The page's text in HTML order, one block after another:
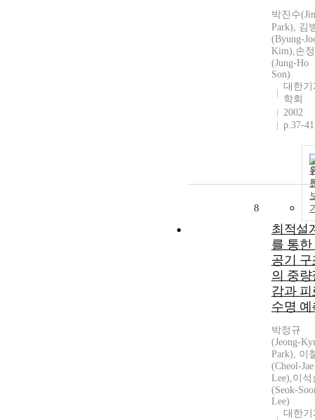
박진수
Park), 김
(Byung-
Kim),손
(Jung-Ho
Son)
대한기
학회
2002
p.37-41
8
최적설
를 통한
공기 구
의 중량
감과 피
수명 예
박정규
(Jeong-
Park), 이
(Cheol-Jae
Lee),이석
(Seok-
Lee)
대한기